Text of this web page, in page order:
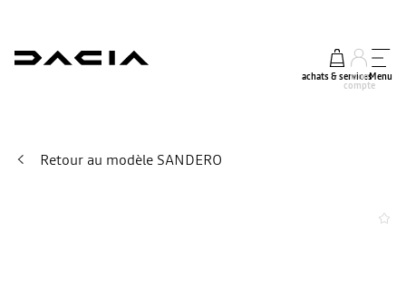
achats & services
mon
compte
Menu
Retour au modèle SANDERO